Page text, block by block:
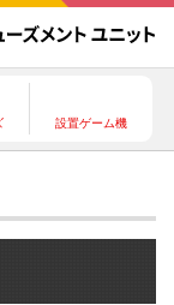
設置ゲーム機